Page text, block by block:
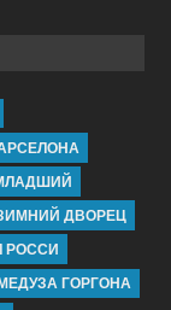
ДВОРЕЦ
РОССИ
ГОРГОНА